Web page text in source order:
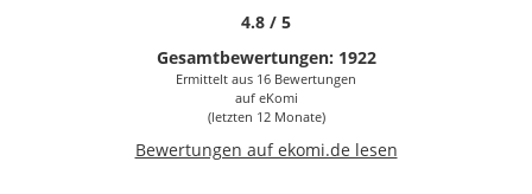
4.8 / 5
Gesamtbewertungen: 1922
Ermittelt aus 16 Bewertungen
auf eKomi
(letzten 12 Monate)
Bewertungen auf ekomi.de lesen